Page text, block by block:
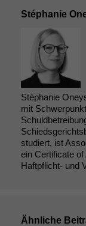
Stéphanie
Stéphanie
mit
studiert, ist
ein Certificate
Haftpflicht- und
Ähnliche